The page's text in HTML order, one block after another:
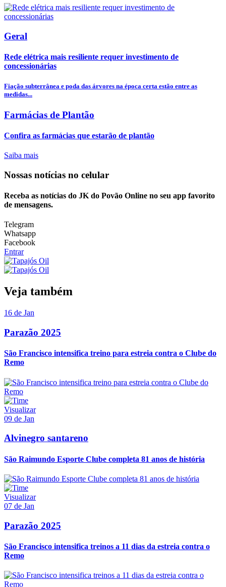
Geral
Rede elétrica mais resiliente requer investimento de
concessionárias
Fiação subterrânea e poda das árvores na época certa estão entre as
medidas...
Farmácias de Plantão
Confira as farmácias que estarão de plantão
Saiba mais
Nossas notícias no celular
Receba as notícias do JK do Povão Online no seu app favorito
de mensagens.
Telegram
Whatsapp
Facebook
Entrar
Veja também
16 de Jan
Parazão 2025
São Francisco intensifica treino para estreia contra o Clube do
Remo
Visualizar
09 de Jan
Alvinegro santareno
São Raimundo Esporte Clube completa 81 anos de história
Visualizar
07 de Jan
Parazão 2025
São Francisco intensifica treinos a 11 dias da estreia contra o
Remo